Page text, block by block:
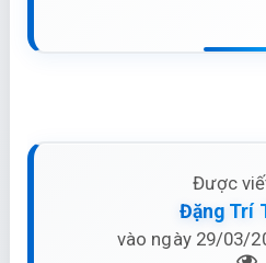
Được
Đặng Trí
vào ngày 29/03/